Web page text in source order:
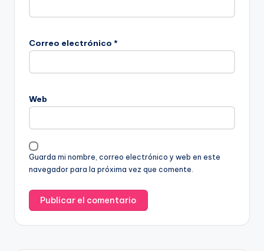
Correo electrónico *
Web
Guarda mi nombre, correo electrónico y web en este
navegador para la próxima vez que comente.